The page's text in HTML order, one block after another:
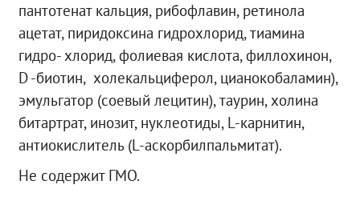
пантотенат кальция, рибофлавин, ретинола
ацетат, пиридоксина гидрохлорид, тиамина
гидро- хлорид, фолиевая кислота, филлохинон,
D -биотин, холекальциферол, цианокобаламин),
эмульгатор (соевый лецитин), таурин, холина
битартрат, инозит, нуклеотиды, L-карнитин,
антиокислитель (L-аскорбилпальмитат).
Не содержит ГМО.